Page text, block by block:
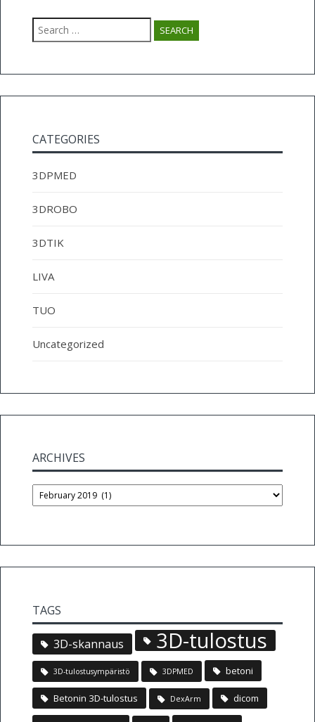
Search
for:
CATEGORIES
3DPMED
3DROBO
3DTIK
LIVA
TUO
Uncategorized
ARCHIVES
Archives
TAGS
3D-skannaus 3D-tulostus
3D-tulostusympäristö 3DPMED betoni
Betonin 3D-tulostus DexArm dicom